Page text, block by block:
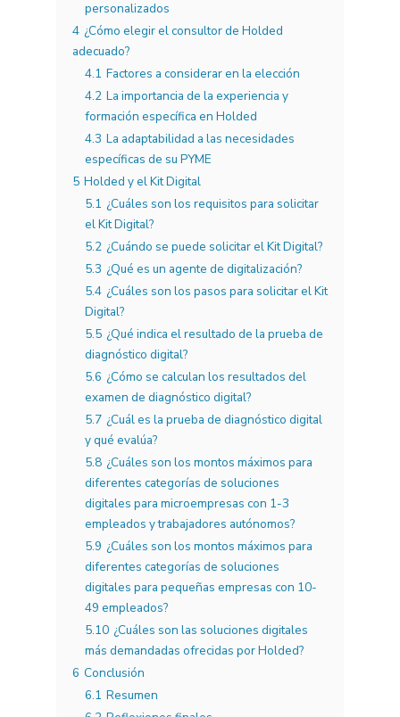
personalizados
4 ¿Cómo elegir el consultor de Holded
adecuado?
4.1 Factores a considerar en la elección
4.2 La importancia de la experiencia y
formación específica en Holded
4.3 La adaptabilidad a las necesidades
específicas de su PYME
5 Holded y el Kit Digital
5.1 ¿Cuáles son los requisitos para solicitar
el Kit Digital?
5.2 ¿Cuándo se puede solicitar el Kit Digital?
5.3 ¿Qué es un agente de digitalización?
5.4 ¿Cuáles son los pasos para solicitar el Kit
Digital?
5.5 ¿Qué indica el resultado de la prueba de
diagnóstico digital?
5.6 ¿Cómo se calculan los resultados del
examen de diagnóstico digital?
5.7 ¿Cuál es la prueba de diagnóstico digital
y qué evalúa?
5.8 ¿Cuáles son los montos máximos para
diferentes categorías de soluciones
digitales para microempresas con 1-3
empleados y trabajadores autónomos?
5.9 ¿Cuáles son los montos máximos para
diferentes categorías de soluciones
digitales para pequeñas empresas con 10-
49 empleados?
5.10 ¿Cuáles son las soluciones digitales
más demandadas ofrecidas por Holded?
6 Conclusión
6.1 Resumen